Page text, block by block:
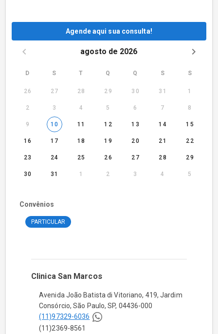
Agende aqui sua consulta!
agosto de 2026
D S T Q Q S S
26 27 28 29 30 31 1
2 3 4 5 6 7 8
9 10 11 12 13 14 15
16 17 18 19 20 21 22
23 24 25 26 27 28 29
30 31 1 2 3 4 5
Convênios
PARTICULAR
Clinica San Marcos
Avenida João Batista di Vitoriano, 419,Jardim
Consórcio,São Paulo,SP, 04436-000
(11)97329-6036
(11)2369-8561